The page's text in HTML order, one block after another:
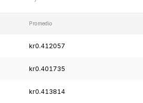
Promedio
kr0.412057
kr0.401735
kr0.413814